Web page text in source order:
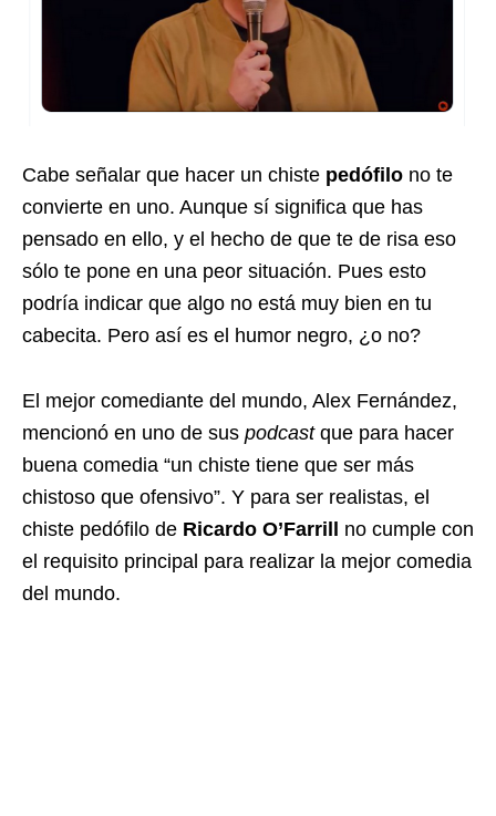
Cabe señalar que hacer un chiste pedófilo no te
convierte en uno. Aunque sí significa que has
pensado en ello, y el hecho de que te de risa eso
sólo te pone en una peor situación. Pues esto
podría indicar que algo no está muy bien en tu
cabecita. Pero así es el humor negro, ¿o no?
El mejor comediante del mundo, Alex Fernández,
mencionó en uno de sus podcast que para hacer
buena comedia “un chiste tiene que ser más
chistoso que ofensivo”. Y para ser realistas, el
chiste pedófilo de Ricardo O’Farrill no cumple con
el requisito principal para realizar la mejor comedia
del mundo.